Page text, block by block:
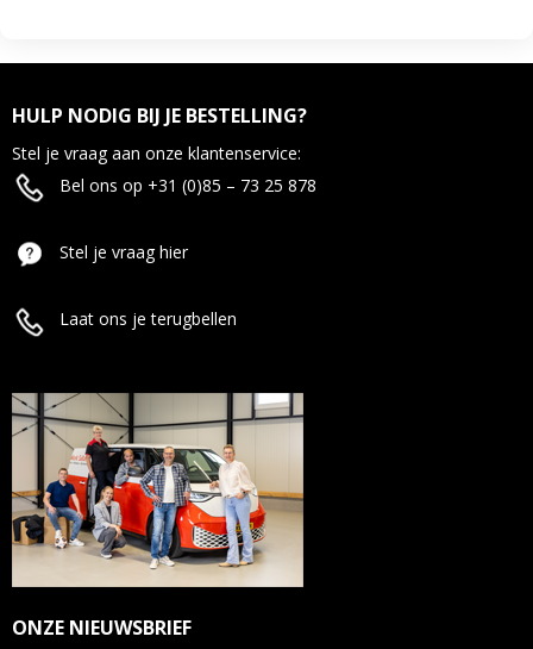
HULP NODIG BIJ JE BESTELLING?
Stel je vraag aan onze klantenservice:
Bel ons op +31 (0)85 – 73 25 878
Stel je vraag hier
Laat ons je terugbellen
ONZE NIEUWSBRIEF